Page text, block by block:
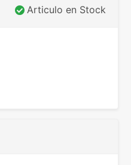
Articulo en Stock